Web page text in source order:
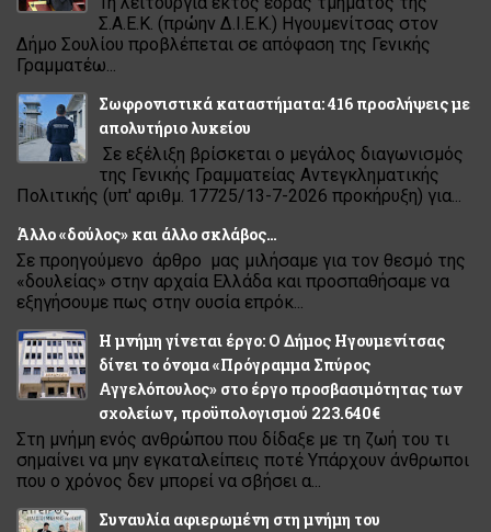
Σ.Α.Ε.Κ. (πρώην Δ.Ι.Ε.Κ.) Ηγουμενίτσας στον
Δήμο Σουλίου προβλέπεται σε απόφαση της Γενικής
Γραμματέω...
Σωφρονιστικά καταστήματα: 416 προσλήψεις με
απολυτήριο λυκείου
Σε εξέλιξη βρίσκεται ο μεγάλος διαγωνισμός
της Γενικής Γραμματείας Αντεγκληματικής
Πολιτικής (υπ' αριθμ. 17725/13-7-2026 προκήρυξη) για...
Άλλο «δούλος» και άλλο σκλάβος…
Σε προηγούμενο άρθρο μας μιλήσαμε για τον θεσμό της
«δουλείας» στην αρχαία Ελλάδα και προσπαθήσαμε να
εξηγήσουμε πως στην ουσία επρόκ...
Η μνήμη γίνεται έργο: Ο Δήμος Ηγουμενίτσας
δίνει το όνομα «Πρόγραμμα Σπύρος
Αγγελόπουλος» στο έργο προσβασιμότητας των
σχολείων, προϋπολογισμού 223.640€
Στη μνήμη ενός ανθρώπου που δίδαξε με τη ζωή του τι
σημαίνει να μην εγκαταλείπεις ποτέ Υπάρχουν άνθρωποι
που ο χρόνος δεν μπορεί να σβήσει α...
Συναυλία αφιερωμένη στη μνήμη του